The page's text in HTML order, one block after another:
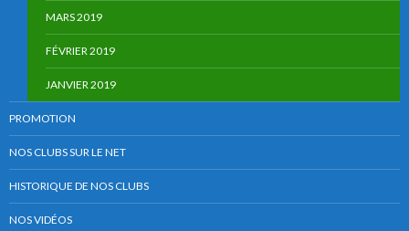
MARS 2019
FÉVRIER 2019
JANVIER 2019
PROMOTION
NOS CLUBS SUR LE NET
HISTORIQUE DE NOS CLUBS
NOS VIDÉOS